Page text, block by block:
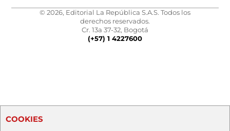
© 2026, Editorial La República S.A.S. Todos los
derechos reservados.
Cr. 13a 37-32, Bogotá
(+57) 1 4227600
COOKIES